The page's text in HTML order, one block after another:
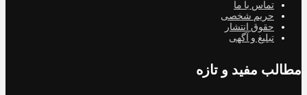
تماس با ما
حریم شخصی
حقوق انتشار
تبلیغ و آگهی
مطالب مفید و تازه